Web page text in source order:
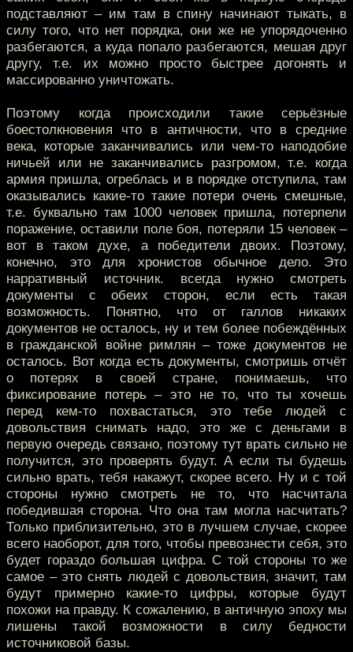
подставляют – им там в спину начинают тыкать, в
силу того, что нет порядка, они же не упорядоченно
разбегаются, а куда попало разбегаются, мешая друг
другу, т.е. их можно просто быстрее догонять и
массированно уничтожать.
Поэтому когда происходили такие серьёзные
боестолкновения что в античности, что в средние
века, которые заканчивались или чем-то наподобие
ничьей или не заканчивались разгромом, т.е. когда
армия пришла, огреблась и в порядке отступила, там
оказывались какие-то такие потери очень смешные,
т.е. буквально там 1000 человек пришла, потерпели
поражение, оставили поле боя, потеряли 15 человек –
вот в таком духе, а победители двоих. Поэтому,
конечно, это для хронистов обычное дело. Это
нарративный источник. всегда нужно смотреть
документы с обеих сторон, если есть такая
возможность. Понятно, что от галлов никаких
документов не осталось, ну и тем более побеждённых
в гражданской войне римлян – тоже документов не
осталось. Вот когда есть документы, смотришь отчёт
о потерях в своей стране, понимаешь, что
фиксирование потерь – это не то, что ты хочешь
перед кем-то похвастаться, это тебе людей с
довольствия снимать надо, это же с деньгами в
первую очередь связано, поэтому тут врать сильно не
получится, это проверять будут. А если ты будешь
сильно врать, тебя накажут, скорее всего. Ну и с той
стороны нужно смотреть не то, что насчитала
победившая сторона. Что она там могла насчитать?
Только приблизительно, это в лучшем случае, скорее
всего наоборот, для того, чтобы превознести себя, это
будет гораздо большая цифра. С той стороны то же
самое – это снять людей с довольствия, значит, там
будут примерно какие-то цифры, которые будут
похожи на правду. К сожалению, в античную эпоху мы
лишены такой возможности в силу бедности
источниковой базы.